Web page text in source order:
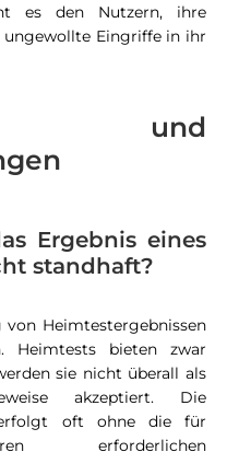
es den Nutzern, ihre
ungewollte Eingriffe in ihr
und
Ergebnis eines
standhaft?
Heimtestergebnissen
Heimtests bieten zwar
sie nicht überall als
akzeptiert. Die
oft ohne die für
erforderlichen